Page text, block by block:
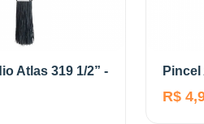
Atlas 319 1/2” -
Pincel
R$